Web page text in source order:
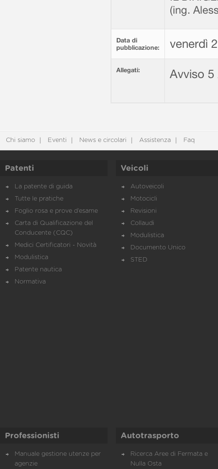
(ing.
Data di
pubblicazione:
venerdì
Allegati: Avviso
Chi siamo Eventi News e circolari Assistenza Faq
Patenti
La patente di guida
Tutte le pratiche
Foglio rosa e prove d’esame
Carta di Qualificazione del
Conducente (CQC)
Medici Certificatori - Novità
Modulistica
Patente nautica
Normativa
Veicoli
Autoveicoli
Motocicli
Revisioni
Collaudi
Modulistica
Documento Unico
STED
Professionisti
Manuale gestione utenze per
agenzie
Autotrasporto
Ricerca Aree di Fermata e
Nulla Osta